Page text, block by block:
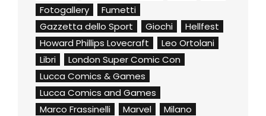
Fotogallery
Fumetti
Gazzetta dello Sport
Giochi
Hellfest
Howard Phillips Lovecraft
Leo Ortolani
Libri
London Super Comic Con
Lucca Comics & Games
Lucca Comics and Games
Marco Frassinelli
Marvel
Milano